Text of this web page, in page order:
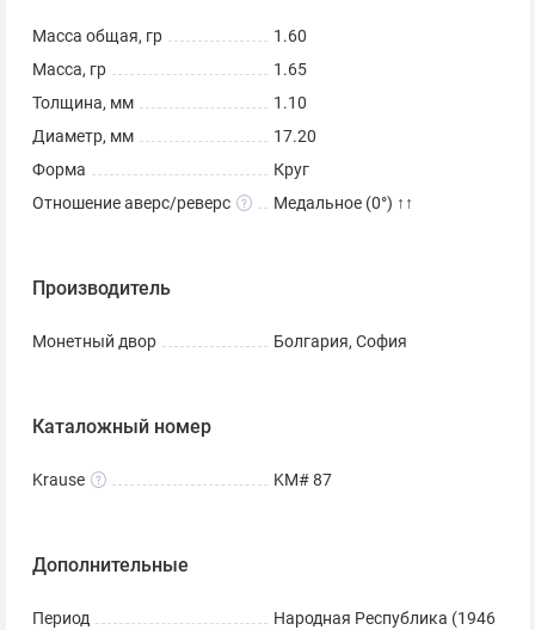
Масса общая, гр
1.60
Масса, гр
1.65
Толщина, мм
1.10
Диаметр, мм
17.20
Форма
Круг
Отношение аверс/реверс
Медальное (0°) ↑↑
Производитель
Монетный двор Болгария, София
Каталожный номер
Krause KM# 87
Дополнительные
Период
Народная Республика (1946